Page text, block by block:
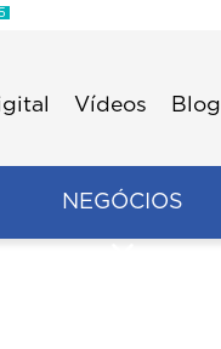
Vídeos Blog
NEGÓCIOS